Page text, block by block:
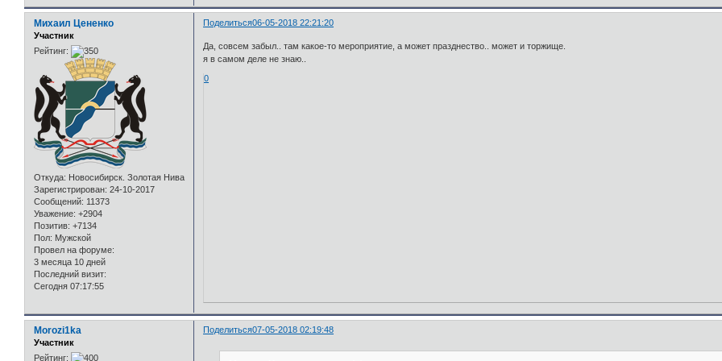
Поделиться06-05-2018 22:21:20
Михаил Цененко
Участник
Рейтинг:
Откуда: Новосибирск. Золотая Нива
Зарегистрирован: 24-10-2017
Сообщений: 11373
Уважение: +2904
Позитив: +7134
Пол: Мужской
Провел на форуме:
3 месяца 10 дней
Последний визит:
Сегодня 07:17:55
Да, совсем забыл.. там какое-то мероприятие, а может празднество.. может и торжище.
я в самом деле не знаю..
0
Поделиться07-05-2018 02:19:48
Morozi1ka
Участник
Рейтинг: